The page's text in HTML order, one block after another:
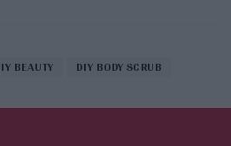
BEAUTY DIY BODY SCRUB